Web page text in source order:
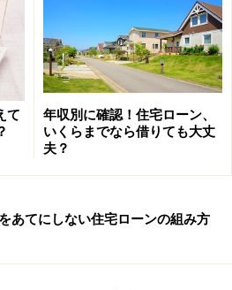
際に含まれる費用も異なる場合
Fee：通常200USドル～
Fee：通常約300USドル）
（一般的にポイントと呼ばれ
Fee：通常約500USドル
15days Pre-Paid Interest）
て
年収別に確認！住宅ローン、
いくらまでなら借りても大丈
夫？
あてにしない住宅ローンの組み方